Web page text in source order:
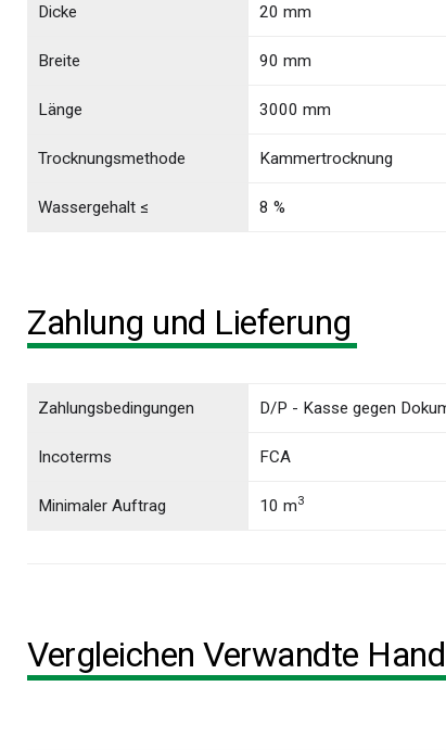
Dicke 20 mm
Breite 90 mm
Länge 3000 mm
Trocknungsmethode Kammertrocknung
Wassergehalt ≤ 8 %
Zahlung und Lieferung
Zahlungsbedingungen D/P - Kasse gegen
Incoterms FCA
Minimaler Auftrag 10 m3
Vergleichen Verwandte